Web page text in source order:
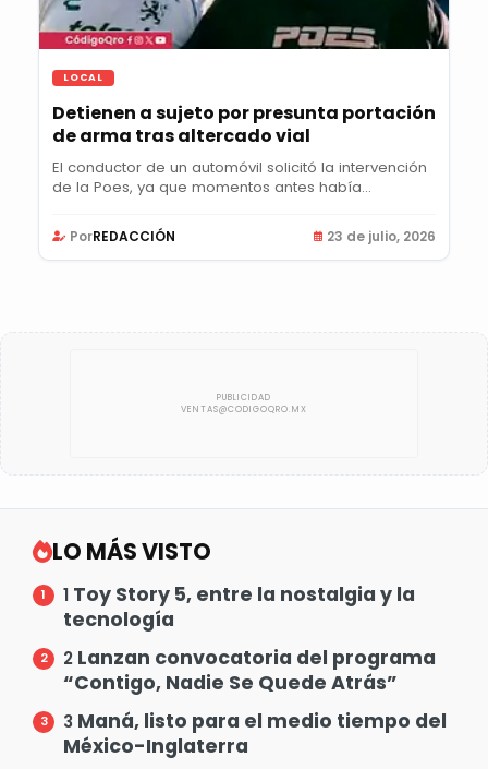
LOCAL
Detienen a sujeto por presunta portación
de arma tras altercado vial
El conductor de un automóvil solicitó la intervención
de la Poes, ya que momentos antes había...
PorREDACCIÓN 23 de julio, 2026
LO MÁS VISTO
1 Toy Story 5, entre la nostalgia y la
tecnología
2 Lanzan convocatoria del programa
“Contigo, Nadie Se Quede Atrás”
3 Maná, listo para el medio tiempo del
México-Inglaterra